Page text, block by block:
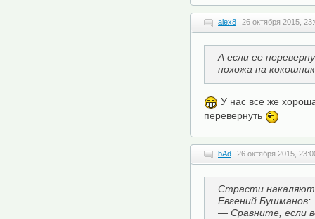
alex8 26 октября 2015,
А если ее
похожа на
У нас все же
перевернуть
bAd 26 октября 2015,
Страсти
Евгений Бушманов:
— Сравните, если